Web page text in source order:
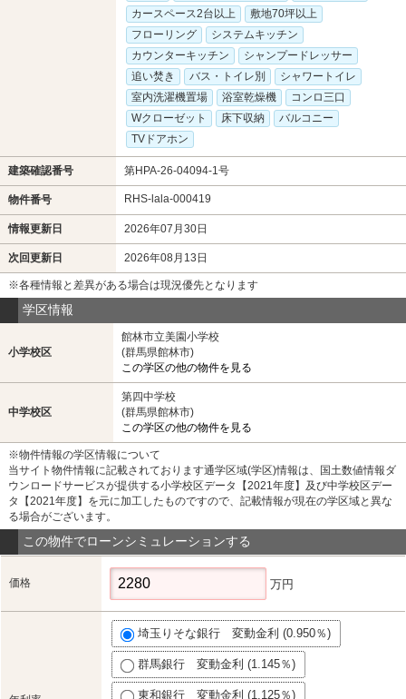
カースペース2台以上
敷地70坪以上
フローリング
システムキッチン
カウンターキッチン
シャンプードレッサー
追い焚き
バス・トイレ別
シャワートイレ
室内洗濯機置場
浴室乾燥機
コンロ三口
Wクローゼット
床下収納
バルコニー
TVドアホン
建築確認番号 第HPA-26-04094-1号
物件番号 RHS-lala-000419
情報更新日 2026年07月30日
次回更新日 2026年08月13日
※各種情報と差異がある場合は現況優先となります
学区情報
小学校区
館林市立美園小学校
(群馬県館林市)
この学区の他の物件を見る
中学校区
第四中学校
(群馬県館林市)
この学区の他の物件を見る
※物件情報の学区情報について
当サイト物件情報に記載されております通学区域(学区)情報は、国土数値情報ダ
ウンロードサービスが提供する小学校区データ【2021年度】及び中学校区デー
タ【2021年度】を元に加工したものですので、記載情報が現在の学区域と異な
る場合がございます。
この物件でローンシミュレーションする
価格 万円
埼玉りそな銀行 変動金利 (0.950％)
群馬銀行 変動金利 (1.145％)
東和銀行 変動金利 (1.125％)